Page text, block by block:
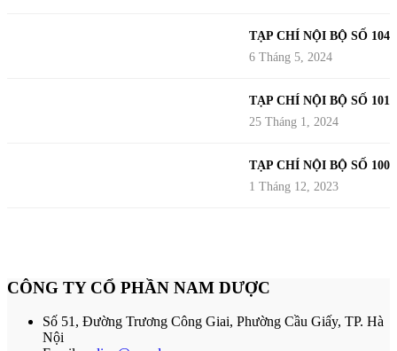
TẠP CHÍ NỘI BỘ SỐ 104
6 Tháng 5, 2024
TẠP CHÍ NỘI BỘ SỐ 101
25 Tháng 1, 2024
TẠP CHÍ NỘI BỘ SỐ 100
1 Tháng 12, 2023
CÔNG TY CỔ PHẦN NAM DƯỢC
Số 51, Đường Trương Công Giai, Phường Cầu Giấy, TP. Hà
Nội